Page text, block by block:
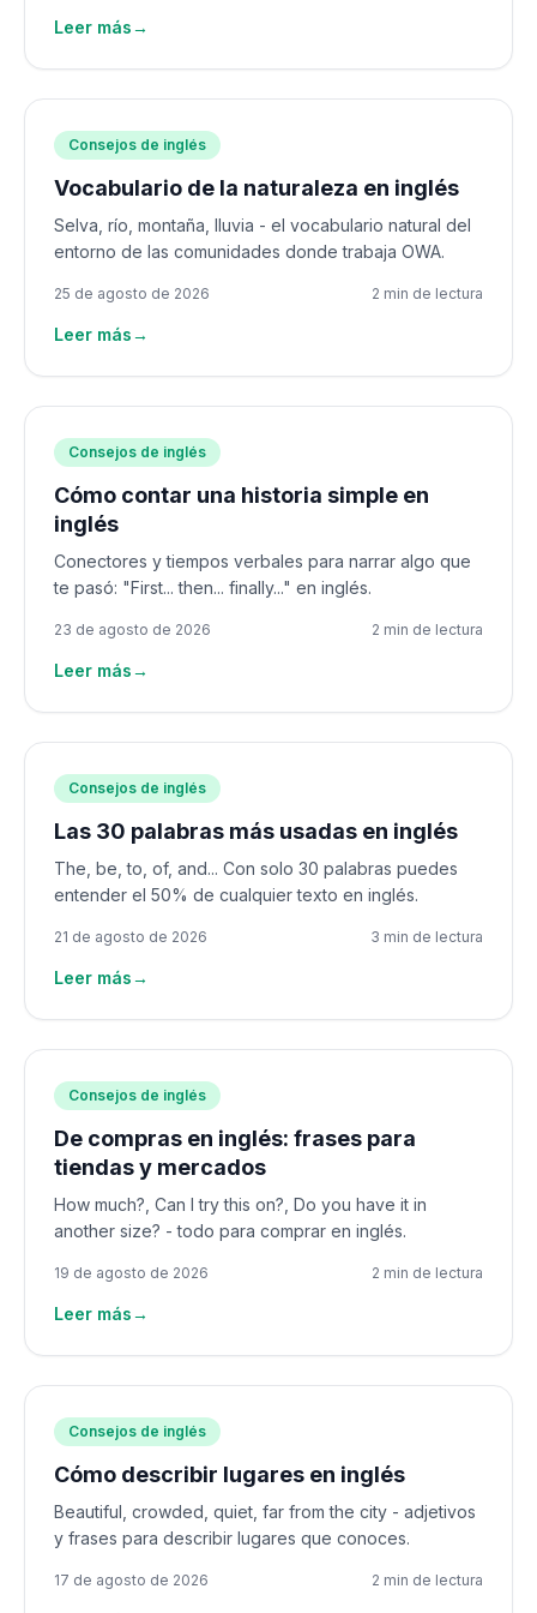
Leer más→
Consejos de inglés
Vocabulario de la naturaleza en inglés
Selva, río, montaña, lluvia - el vocabulario natural del
entorno de las comunidades donde trabaja OWA.
25 de agosto de 2026 2 min de lectura
Leer más→
Consejos de inglés
Cómo contar una historia simple en
inglés
Conectores y tiempos verbales para narrar algo que
te pasó: "First... then... finally..." en inglés.
23 de agosto de 2026 2 min de lectura
Leer más→
Consejos de inglés
Las 30 palabras más usadas en inglés
The, be, to, of, and... Con solo 30 palabras puedes
entender el 50% de cualquier texto en inglés.
21 de agosto de 2026 3 min de lectura
Leer más→
Consejos de inglés
De compras en inglés: frases para
tiendas y mercados
How much?, Can I try this on?, Do you have it in
another size? - todo para comprar en inglés.
19 de agosto de 2026 2 min de lectura
Leer más→
Consejos de inglés
Cómo describir lugares en inglés
Beautiful, crowded, quiet, far from the city - adjetivos
y frases para describir lugares que conoces.
17 de agosto de 2026 2 min de lectura